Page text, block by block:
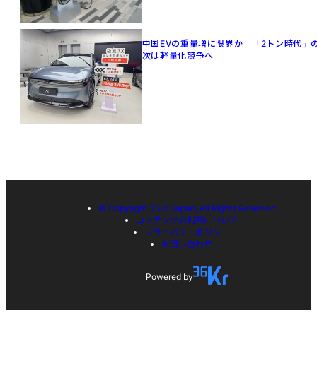
中国EVの重量増に限界か 「2トン時代」
次は軽量化競争へ
© Copyright 36Kr Japan, All Rights Reserved
コンテンツの利用について
プライバシーポリシー
お問い合わせ
Powered by